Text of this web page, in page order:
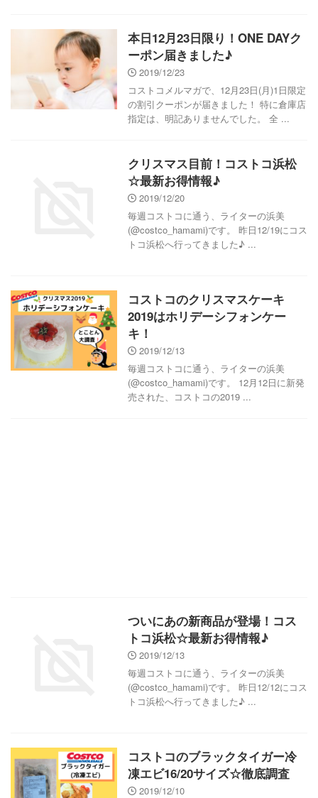
本日12月23日限り！ONE DAYク
ーポン届きました♪
2019/12/23
コストコメルマガで、12月23日(月)1日限定
の割引クーポンが届きました！ 特に倉庫店
指定は、明記ありませんでした。 全 ...
クリスマス目前！コストコ浜松
☆最新お得情報♪
2019/12/20
毎週コストコに通う、ライターの浜美
(@costco_hamami)です。 昨日12/19にコス
トコ浜松へ行ってきました♪ ...
コストコのクリスマスケーキ
2019はホリデーシフォンケー
キ！
2019/12/13
毎週コストコに通う、ライターの浜美
(@costco_hamami)です。 12月12日に新発
売された、コストコの2019 ...
ついにあの新商品が登場！コス
トコ浜松☆最新お得情報♪
2019/12/13
毎週コストコに通う、ライターの浜美
(@costco_hamami)です。 昨日12/12にコス
トコ浜松へ行ってきました♪ ...
コストコのブラックタイガー冷
凍エビ16/20サイズ☆徹底調査
2019/12/10